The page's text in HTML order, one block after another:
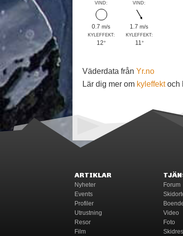
VIND:
0.7m/s
KYLEFFEKT:
12°
VIND:
1.7m/s
KYLEFFEKT:
11°
Väderdata från Yr.no
Lär dig mer om kyleffektoch
ARTIKLAR
Nyheter
Events
Profiler
Utrustning
Resor
Film
Forum
Video
Foto